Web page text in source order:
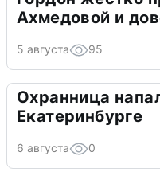
Ахмедовой и
5 августа 95
Охранница
Екатеринбурге
6 августа 0